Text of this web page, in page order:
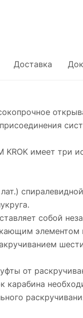
Доставка
имеет три
собой
элементом
от
карабина